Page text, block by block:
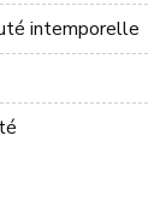
intemporelle